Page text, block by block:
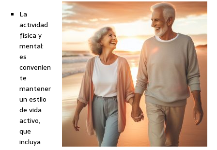
La
actividad
física y
mental:
es
convenien
te
mantener
un estilo
de vida
activo,
que
incluya